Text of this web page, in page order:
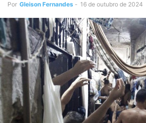
Por Gleison Fernandes - 16 de outubro de 2024